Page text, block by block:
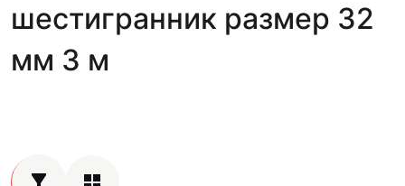
шестигранник размер 32
мм 3 м